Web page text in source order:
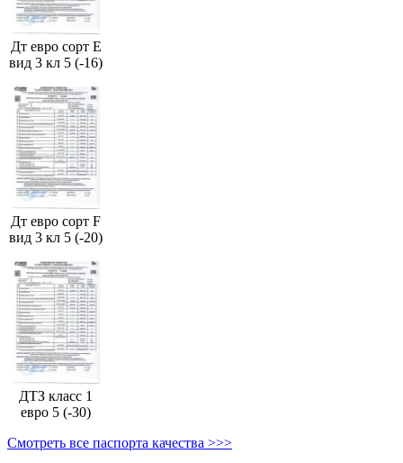
Дт евро сорт Е
вид 3 кл 5 (-16)
Дт евро сорт F
вид 3 кл 5 (-20)
ДТЗ класс 1
евро 5 (-30)
Смотреть все паспорта качества >>>